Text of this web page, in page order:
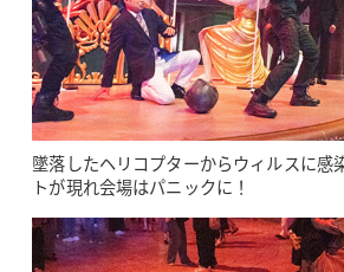
墜落したヘリコプターからウィルスに感
トが現れ会場はパニックに！